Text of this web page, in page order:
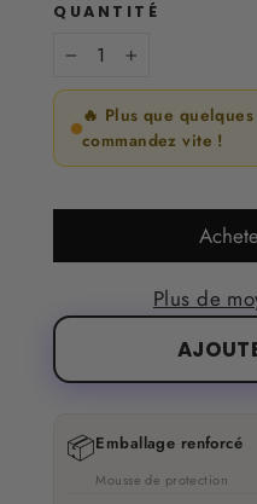
QUANTITÉ
🔥 Plus que
commandez vite !
Plus de
📦Emballage renforcé
Mousse de protection